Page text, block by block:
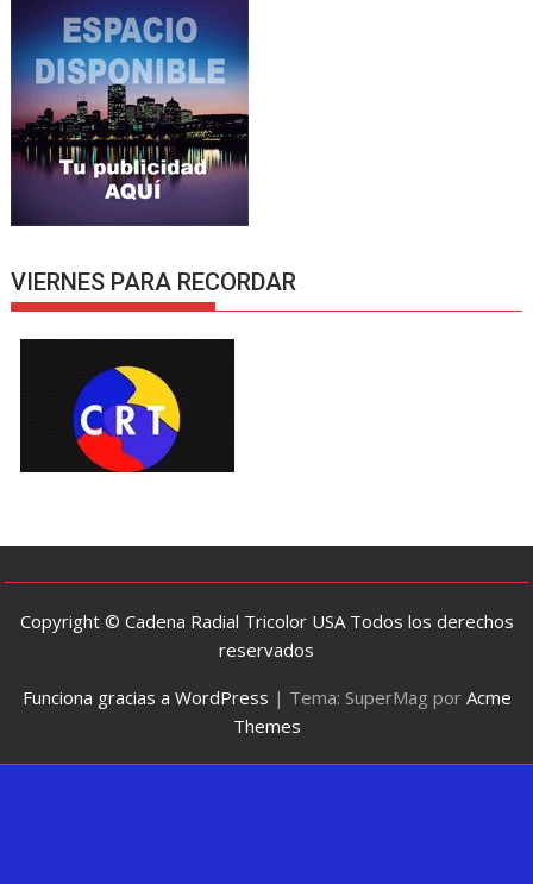
VIERNES PARA RECORDAR
Copyright © Cadena Radial Tricolor USA Todos los derechos
reservados
Funciona gracias a WordPress | Tema: SuperMag por Acme
Themes